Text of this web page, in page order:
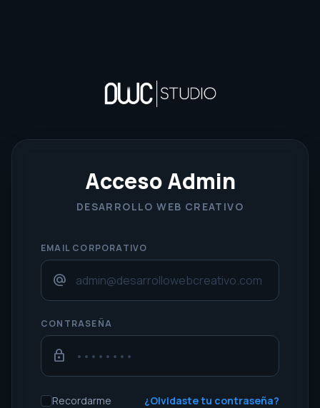
Acceso Admin
DESARROLLO WEB CREATIVO
EMAIL CORPORATIVO
alternate_email
CONTRASEÑA
lock
Recordarme ¿Olvidaste tu contraseña?